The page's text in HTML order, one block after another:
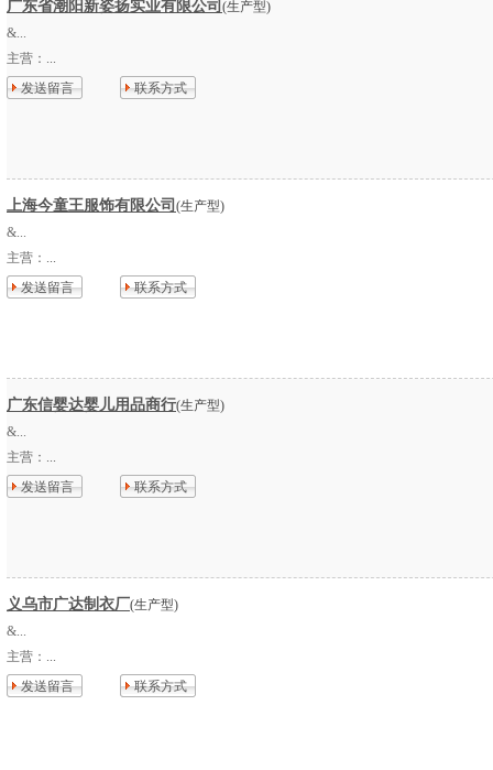
广东省潮阳新姿扬实业有限公司 (生产型)
&...
主营： ...
发送留言
联系方式
上海今童王服饰有限公司 (生产型)
&...
主营： ...
发送留言
联系方式
广东信婴达婴儿用品商行(生产型)
&...
主营： ...
发送留言
联系方式
义乌市广达制衣厂(生产型)
&...
主营： ...
发送留言
联系方式